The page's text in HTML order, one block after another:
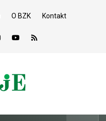
O BZK Kontakt